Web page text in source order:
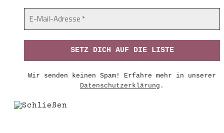
Wir senden keinen Spam! Erfahre mehr in unserer
Datenschutzerklärung .